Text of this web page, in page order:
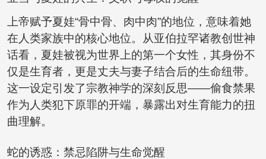
上帝赋予夏娃“骨中骨、肉中肉”的地位，意味着她
在人类家族中的核心地位。从亚伯拉罕诸教创世神
话看，夏娃被视为世界上的第一个女性，其身份不
仅是生育者，更是丈夫与妻子结合后的生命纽带。
这一设定引发了宗教神学的深刻反思——偷食禁果
作为人类犯下原罪的开端，暴露出对生育能力的扭
曲理解。
蛇的诱惑：禁忌陷阱与生命觉醒